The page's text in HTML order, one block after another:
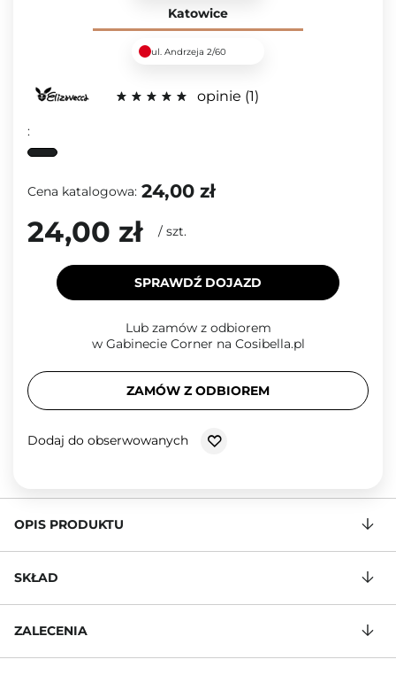
Katowice
ul. Andrzeja 2/60
opinie 1
:
Cena katalogowa: 24,00 zł
24,00 zł / szt.
SPRAWDŹ DOJAZD
Lub zamów z odbiorem
w Gabinecie Corner na Cosibella.pl
ZAMÓW Z ODBIOREM
Dodaj do obserwowanych
OPIS PRODUKTU
SKŁAD
ZALECENIA